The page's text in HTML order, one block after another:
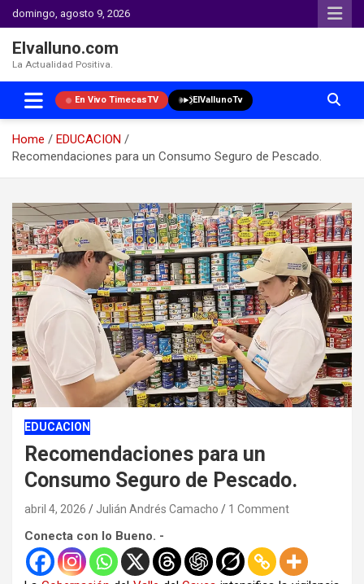
domingo, agosto 9, 2026
Elvalluno.com
La Actualidad Positiva.
En Vivo TimecasTV ElVallunoTv
Home
EDUCACION
Recomendaciones para un Consumo Seguro de Pescado.
content
EDUCACION
Recomendaciones para un
Consumo Seguro de Pescado.
abril 4, 2026 Julián Andrés Camacho 1 Comment
Conecta con lo Bueno. -